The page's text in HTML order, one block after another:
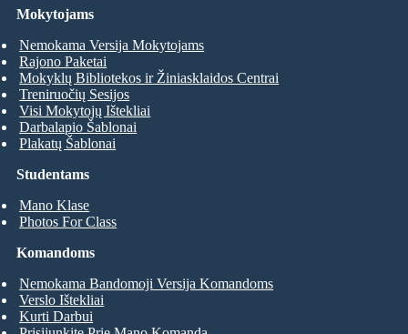
Studentams
Mano Klase
Photos For Class
Mokytojams
Nemokama Versija Mokytojams
Rajono Paketai
Mokyklų Bibliotekos ir Žiniasklaidos Centrai
Treniruočių Sesijos
Visi Mokytojų Ištekliai
Darbalapio Šablonai
Plakatų Šablonai
Komandoms
Nemokama Bandomoji Versija Komandoms
Verslo Ištekliai
Kurti Darbui